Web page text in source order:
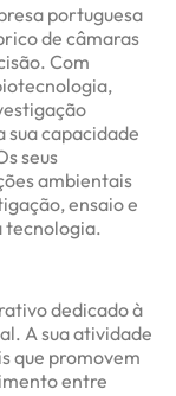
portuguesa
de câmaras
Com
sua capacidade
seus
ambientais
ensaio e
tecnologia.
dedicado à
A sua atividade
que promovem
entre